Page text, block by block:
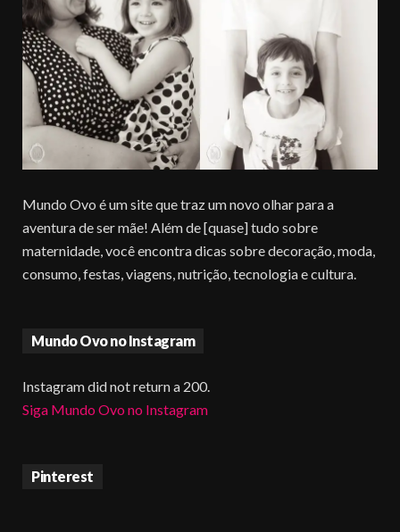
Mundo Ovo é um site que traz um novo olhar para a
aventura de ser mãe! Além de [quase] tudo sobre
maternidade, você encontra dicas sobre decoração, moda,
consumo, festas, viagens, nutrição, tecnologia e cultura.
Mundo Ovo no Instagram
Instagram did not return a 200.
Siga Mundo Ovo no Instagram
Pinterest